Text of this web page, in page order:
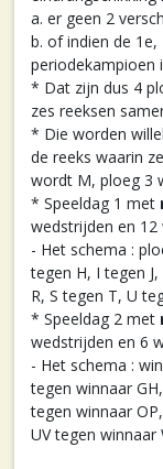
a. er geen 2
b. of indien de
periodekampioen
* Dat zijn dus 4
zes reeksen
* Die worden
de reeks waarin
wordt M, ploeg 3
* Speeldag 1 met
wedstrijden en 12
- Het schema :
tegen H, I tegen
R, S tegen T, U
* Speeldag 2 met
wedstrijden en 6
- Het schema :
tegen winnaar
tegen winnaar
UV tegen winnaar